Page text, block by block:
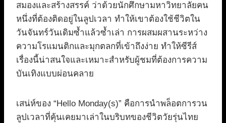
สมองและสร้างสรรค์ ว่าด้วยนักศึกษามหาวิทยาลัยคน
หนึ่งที่ต้องติดอยู่ในลูปเวลา ทำให้เขาต้องใช้ชีวิตใน
วันจันทร์วันเดิมซ้ำแล้วซ้ำเล่า การผสมผสานระหว่าง
ความโรแมนติกและมุกตลกที่เข้าถึงง่าย ทำให้ซีรีส์
เรื่องนี้น่าสนใจและเหมาะสำหรับผู้ชมที่ต้องการความ
บันเทิงแบบผ่อนคลาย
เสน่ห์ของ “Hello Monday(s)” คือการนำพล็อตการวน
ลูปเวลาที่คุ้นเคยมาเล่าในบริบทของชีวิตวัยรุ่นไทย